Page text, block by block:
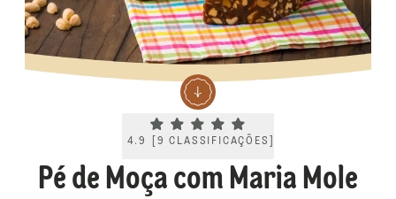
Current rating 4.9. Click to rate.
4.9 9 CLASSIFICAÇÕES
Pé de Moça com Maria Mole